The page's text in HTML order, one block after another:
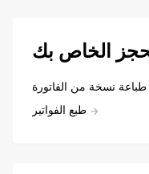
الخاص بك
نسخة من الفاتورة
طبع الفواتير